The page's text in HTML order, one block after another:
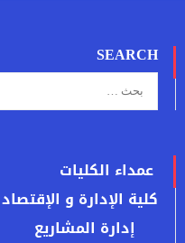
SEARCH
عمداء الكليات
كلية الإدارة و الإقتصاد
إدارة المشاريع